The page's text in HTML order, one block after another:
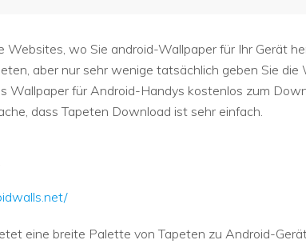
Websites, wo Sie android-Wallpaper für Ihr Gerät
aber nur sehr wenige tatsächlich geben Sie
Wallpaper für Android-Handys kostenlos zum
dass Tapeten Download ist sehr einfach.
eine breite Palette von Tapeten zu Android-